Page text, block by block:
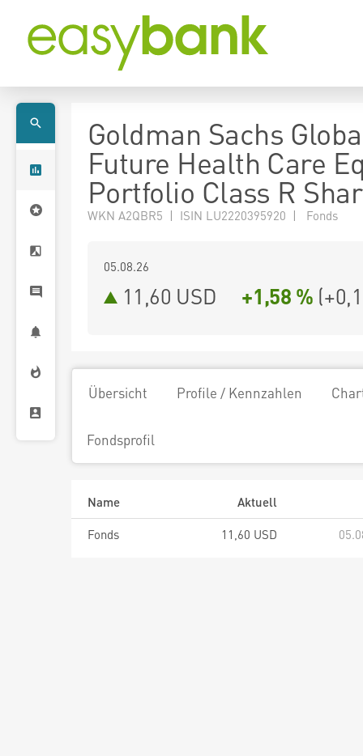
Goldman Sachs
Future Health Care
Portfolio Class R
WKN A2QBR5 | ISIN LU2220395920 | Fonds
05.08.26
11,60 USD +1,58 % (
Übersicht Profile / Kennzahlen
Fondsprofil
Name
Aktuell
Fonds
11,60 USD